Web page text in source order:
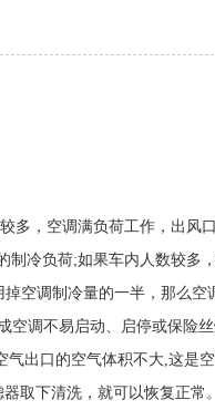
多，空调满负荷工作，出风
冷负荷;如果车内人数较多
空调制冷量的一半，那么
调不易启动、启停或保险
出口的空气体积不大,这是
取下清洗，就可以恢复正常